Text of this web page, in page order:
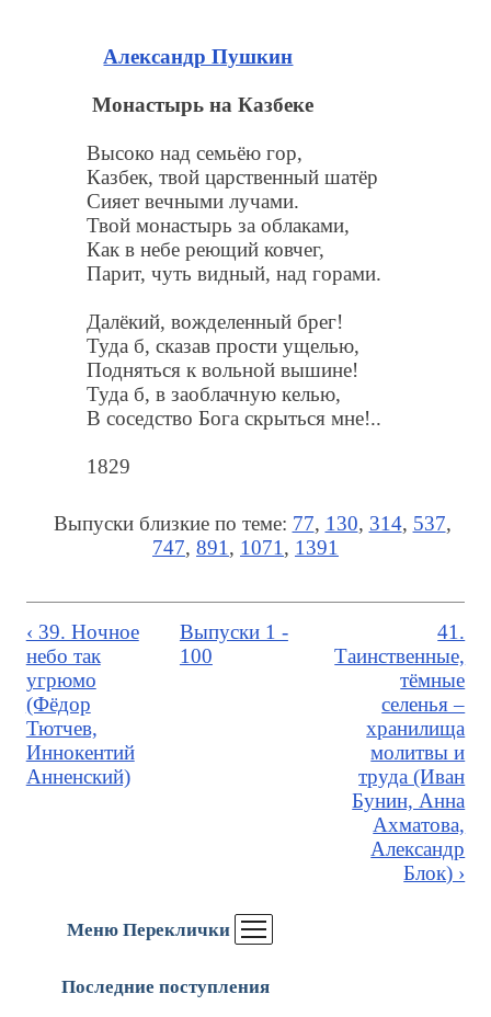
Меню Переклички
Последние поступления
Александр Пушкин
Монастырь на Казбеке
Высоко над семьёю гор,
Казбек, твой царственный шатёр
Сияет вечными лучами.
Твой монастырь за облаками,
Как в небе реющий ковчег,
Парит, чуть видный, над горами.
Далёкий, вожделенный брег!
Туда б, сказав прости ущелью,
Подняться к вольной вышине!
Туда б, в заоблачную келью,
В соседство Бога скрыться мне!..
1829
Выпуски близкие по теме: 77, 130, 314, 537,
747, 891, 1071, 1391
‹ 39. Ночное
небо так
угрюмо
(Фёдор
Тютчев,
Иннокентий
Анненский)
Выпуски 1 -
100
41.
Таинственные,
тёмные
селенья –
хранилища
молитвы и
труда (Иван
Бунин, Анна
Ахматова,
Александр
Блок) ›